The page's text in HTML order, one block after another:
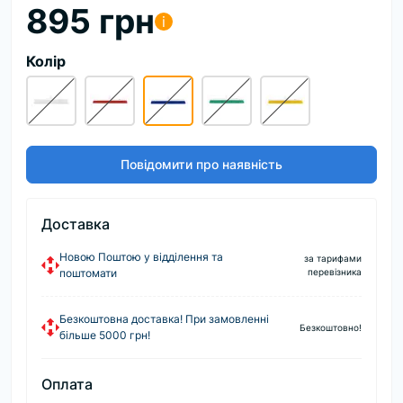
i
895 грн
Колір
Повідомити про наявність
Доставка
Новою Поштою у відділення та
поштомати
за тарифами
перевізника
Безкоштовна доставка! При замовленні
більше 5000 грн!
Безкоштовно!
Оплата